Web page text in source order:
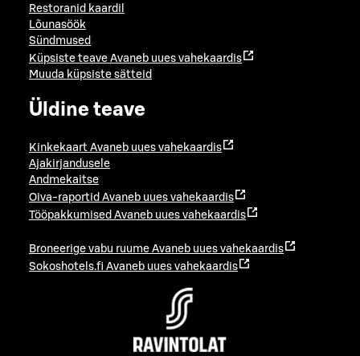
Restoranid kaardil
Lõunasöök
Sündmused
Küpsiste teave Avaneb uues vahekaardis
Muuda küpsiste sätteid
Üldine teave
Kinkekaart Avaneb uues vahekaardis
Ajakirjandusele
Andmekaitse
Oiva-raportid Avaneb uues vahekaardis
Tööpakkumised Avaneb uues vahekaardis
Broneerige vabu ruume Avaneb uues vahekaardis
Sokoshotels.fi Avaneb uues vahekaardis